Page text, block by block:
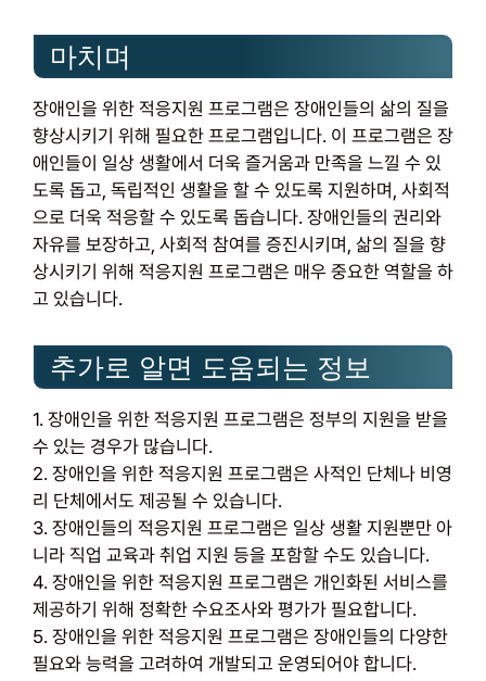
마치며
장애인을 위한 적응지원 프로그램은 장애인들의 삶의 질을
향상시키기 위해 필요한 프로그램입니다. 이 프로그램은 장
애인들이 일상 생활에서 더욱 즐거움과 만족을 느낄 수 있
도록 돕고, 독립적인 생활을 할 수 있도록 지원하며, 사회적
으로 더욱 적응할 수 있도록 돕습니다. 장애인들의 권리와
자유를 보장하고, 사회적 참여를 증진시키며, 삶의 질을 향
상시키기 위해 적응지원 프로그램은 매우 중요한 역할을 하
고 있습니다.
추가로 알면 도움되는 정보
1. 장애인을 위한 적응지원 프로그램은 정부의 지원을 받을
수 있는 경우가 많습니다.
2. 장애인을 위한 적응지원 프로그램은 사적인 단체나 비영
리 단체에서도 제공될 수 있습니다.
3. 장애인들의 적응지원 프로그램은 일상 생활 지원뿐만 아
니라 직업 교육과 취업 지원 등을 포함할 수도 있습니다.
4. 장애인을 위한 적응지원 프로그램은 개인화된 서비스를
제공하기 위해 정확한 수요조사와 평가가 필요합니다.
5. 장애인을 위한 적응지원 프로그램은 장애인들의 다양한
필요와 능력을 고려하여 개발되고 운영되어야 합니다.